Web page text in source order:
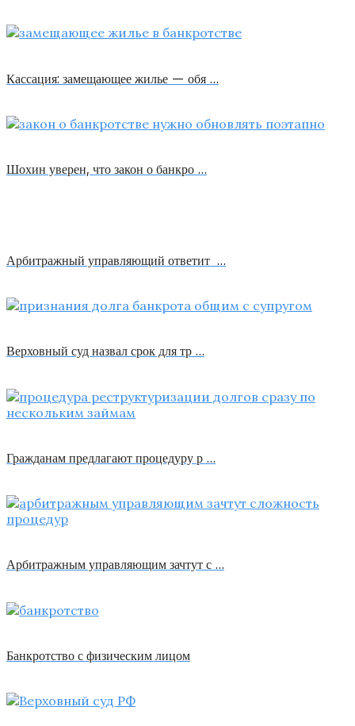
Кассация: замещающее жилье — обя …
Шохин уверен, что закон о банкро …
Арбитражный управляющий ответит …
Верховный суд назвал срок для тр …
Гражданам предлагают процедуру р …
Арбитражным управляющим зачтут с …
Банкротство с физическим лицом